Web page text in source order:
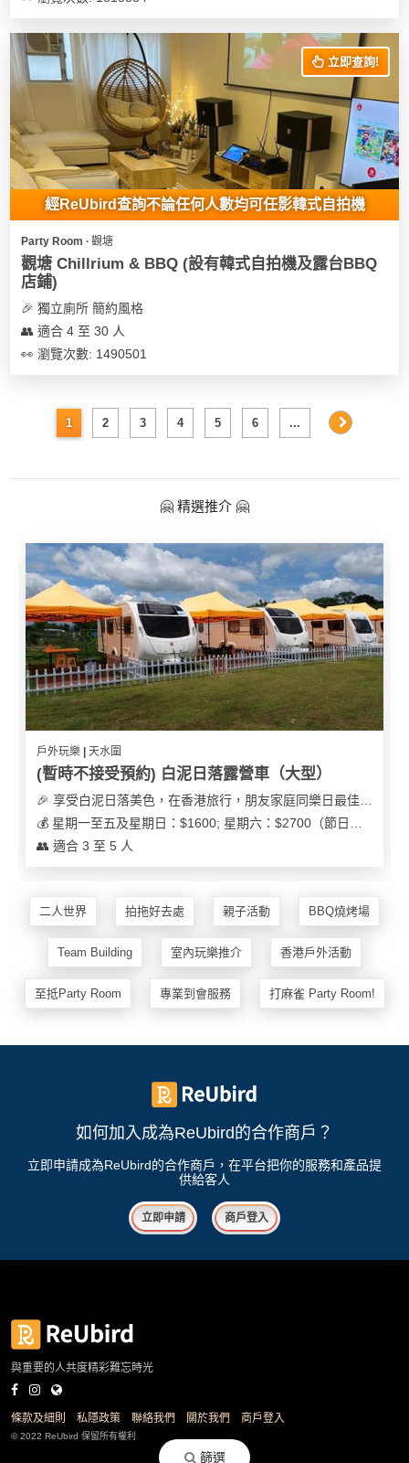
篩選
立即查詢!
經ReUbird查詢不論任何人數均可任影韓式自拍機
Party Room ∙ 觀塘
觀塘 Chillrium & BBQ (設有韓式自拍機及露台BBQ
店鋪)
🎉 獨立廁所 簡約風格
👥 適合 4 至 30 人
👀 瀏覽次數: 1490501
1 2 3 4 5 6 ...
🤗 精選推介 🤗
戶外玩樂 | 天水圍
(暫時不接受預約) 白泥日落露營車（大型）
👥 適合 3 至 5 人
二人世界 拍拖好去處 親子活動 BBQ燒烤場
Team Building 室內玩樂推介 香港戶外活動
至抵Party Room 專業到會服務 打麻雀 Party Room!
如何加入成為ReUbird的合作商戶？
立即申請成為ReUbird的合作商戶，在平台把你的服務和產品提
供給客人
立即申請 商戶登入
與重要的人共度精彩難忘時光
條款及細則 私隱政策 聯絡我們 關於我們 商戶登入
© 2022 ReUbird 保留所有權利